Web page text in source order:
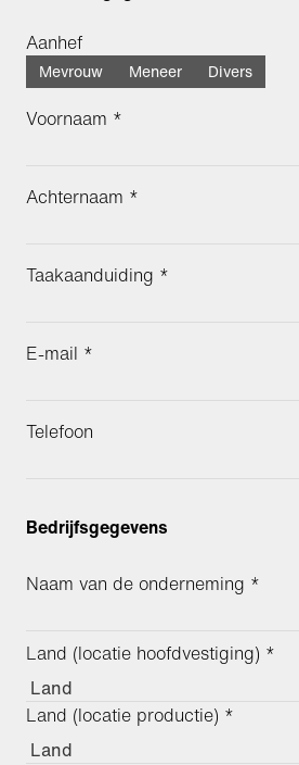
Aanhef
Mevrouw Meneer Divers
Voornaam *
Achternaam *
Taakaanduiding *
E-mail *
Telefoon
Bedrijfsgegevens
Naam van de onderneming *
Land (locatie hoofdvestiging) *
Land
Land (locatie productie) *
Land